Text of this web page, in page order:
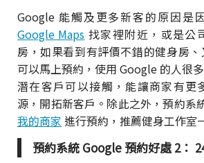
Google 能觸及更多新客的原因是
Google Maps 找家裡附近，或是公
房，如果看到有評價不錯的健身房
可以馬上預約，使用 Google 的人很
潛在客戶可以接觸，能讓商家有更
源，開拓新客戶。除此之外，預約系
我的商家 進行預約，推薦健身工作室
預約系統 Google 預約好處 2：